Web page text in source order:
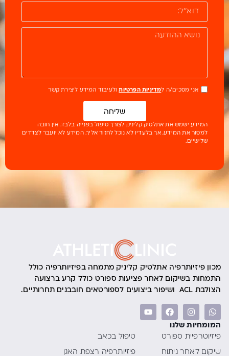
אני מסכים/ה למדיניות הפרטיותולעיבוד המידע ליצירת קשר
שליחה
המידע ישמש את אתלטיק קליניק לצורך טיפול בפנייה בלבד. אין חובה
למסור את המידע, אך בלעדיו לא נוכל לחזור אליך. המידע לא יועבר לצדדים
שלישיים.
מכון פיזיותרפיה אתלטיק קליניק מתמחה בפיזיותרפיה כולל
התמחות בשיקום לאחר פציעות ספורט כולל קרע ברצועה
הצולבת ACL ושיפור ביצועים לספורטאים חובבנים תחרותיים.
המומחיות שלנו
פיזיוטרפיית ספורט
שיקום לאחר ניתוח
טיפול בכאב
פיזיותרפיה רצפת האגן